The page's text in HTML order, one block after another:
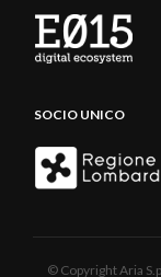
SOCIO UNICO
© Copyright Aria